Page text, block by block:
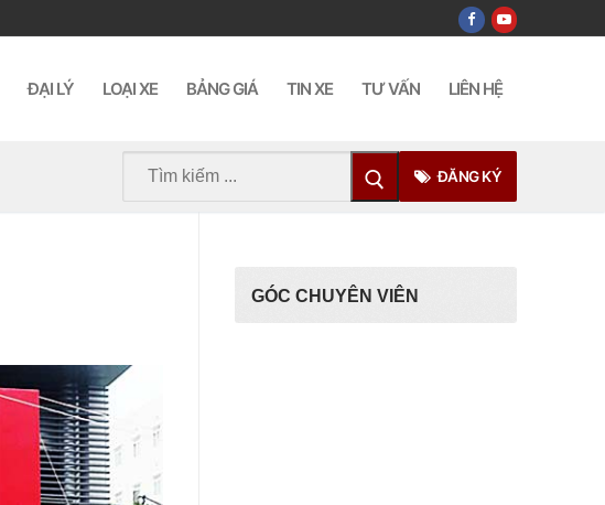
ĐẠI LÝ LOẠI XE BẢNG GIÁ TIN XE TƯ VẤN LIÊN HỆ
Tìm
ĐĂNG KÝ
GÓC CHUYÊN VIÊN